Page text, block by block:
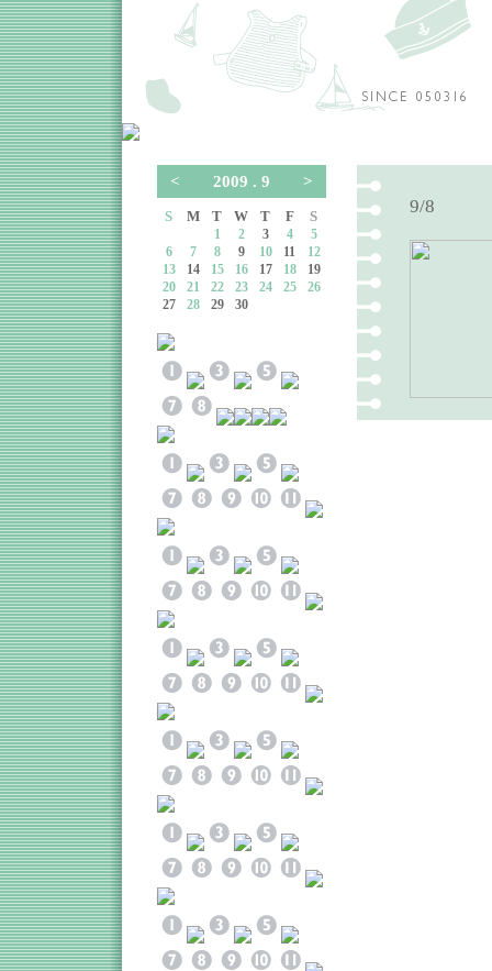
< 2009 . 9 >
S M T W T F S
1 2 3 4
5
6
7 8 9 10 11
12
13
14 15 16 17 18
19
20
21 22 23 24 25
26
27
28 29 30
9/8